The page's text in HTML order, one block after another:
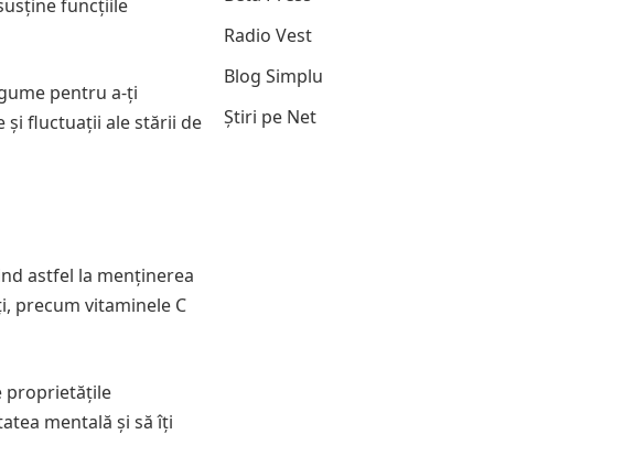
funcțiile
pentru a-ți
și fluctuații ale stării de
astfel la menținerea
precum vitaminele C
proprietățile
mentală și să îți
Radio Vest
Blog Simplu
Știri pe Net